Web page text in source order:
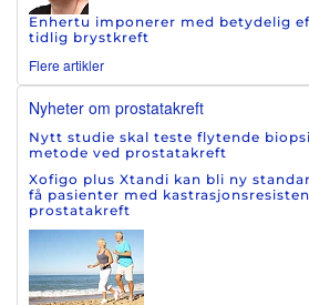
Enhertu imponerer med betydelig
tidlig brystkreft
Flere artikler
Nyheter om prostatakreft
Nytt studie skal teste flytende
metode ved prostatakreft
Xofigo plus Xtandi kan bli ny
få pasienter med
prostatakreft